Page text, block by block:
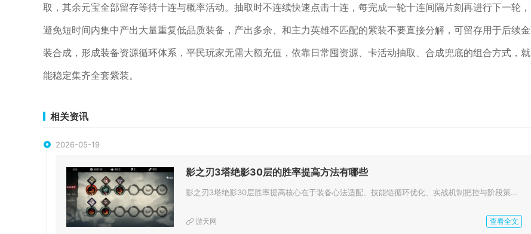
取，其余元宝全部留存等待十连与概率活动。抽取时不连续快速点击十连，每完成一轮十连间隔片刻再进行下一轮，
避免短时间内集中产出大量重复低品质装备，产出多余、和主力英雄不匹配的紫装不要直接分解，可留存用于后续金
装合成，形成装备资源循环体系，平民玩家无需大额充值，依靠日常囤资源、卡活动抽取、合成兜底的组合方式，就
能稳定集齐全套紫装。
相关资讯
2026-05-19
影之刃3塔绝影30层的胜率提高方法有哪些
影之刃3塔绝影30层胜率提高核心在于装备心法适配、技能链循环优化、实战机制把控与阶段策略轮换，四者结合可显著提升通关稳定...
游天网 查看全文